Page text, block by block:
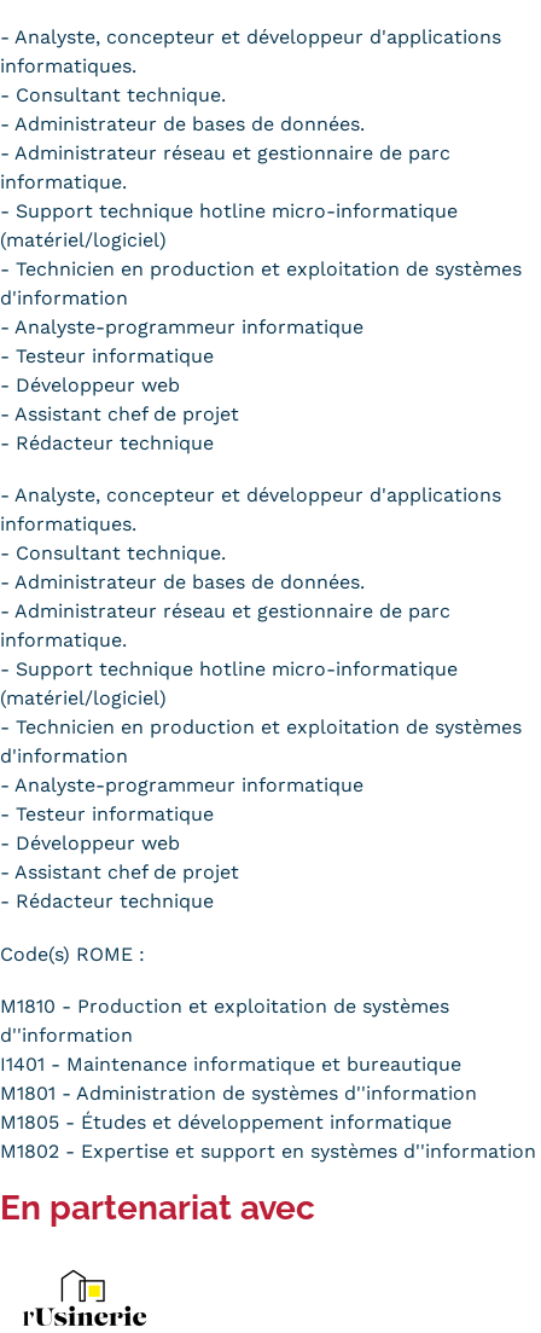
- Analyste, concepteur et développeur d'applications
informatiques.
- Consultant technique.
- Administrateur de bases de données.
- Administrateur réseau et gestionnaire de parc
informatique.
- Support technique hotline micro-informatique
(matériel/logiciel)
- Technicien en production et exploitation de systèmes
d'information
- Analyste-programmeur informatique
- Testeur informatique
- Développeur web
- Assistant chef de projet
- Rédacteur technique
- Analyste, concepteur et développeur d'applications
informatiques.
- Consultant technique.
- Administrateur de bases de données.
- Administrateur réseau et gestionnaire de parc
informatique.
- Support technique hotline micro-informatique
(matériel/logiciel)
- Technicien en production et exploitation de systèmes
d'information
- Analyste-programmeur informatique
- Testeur informatique
- Développeur web
- Assistant chef de projet
- Rédacteur technique
Code(s) ROME :
M1810 - Production et exploitation de systèmes
d''information
I1401 - Maintenance informatique et bureautique
M1801 - Administration de systèmes d''information
M1805 - Études et développement informatique
M1802 - Expertise et support en systèmes d''information
En partenariat avec